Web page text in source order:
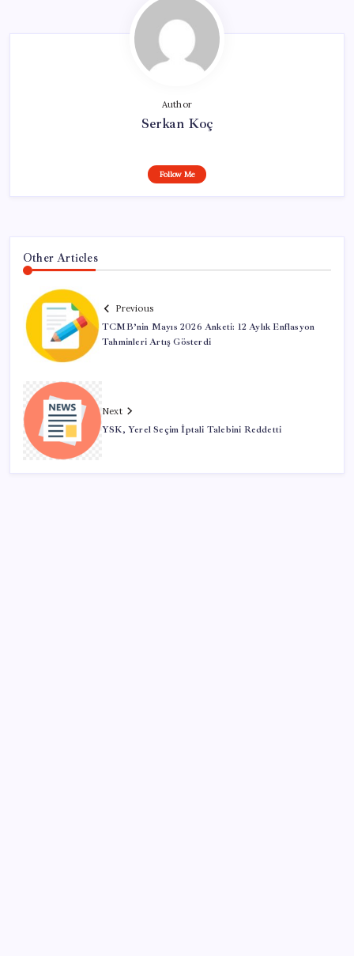
Author
Serkan Koç
Follow Me
Other Articles
Previous
TCMB’nin Mayıs 2026 Anketi: 12 Aylık Enflasyon
Tahminleri Artış Gösterdi
Next
YSK, Yerel Seçim İptali Talebini Reddetti